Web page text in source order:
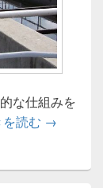
な仕組みを
読む 食品容器
→